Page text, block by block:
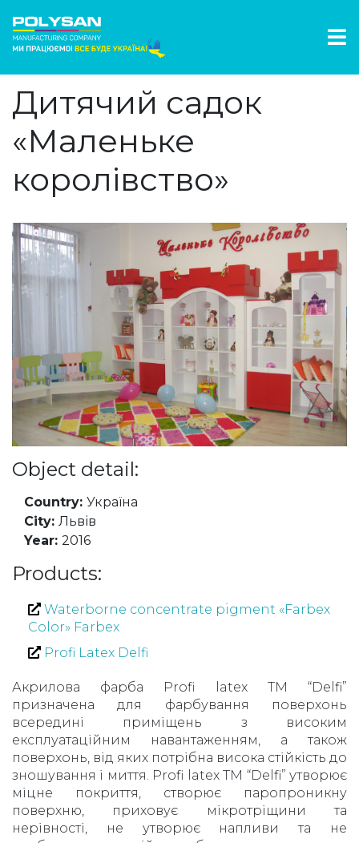
Дитячий садок
«Маленьке
королівство»
Object detail:
Country: Україна
City: Львів
Year: 2016
Products:
Waterborne concentrate pigment «Farbex
Color» Farbex
Profi Latex Delfi
Акрилова фарба Profi latex TM “Delfi”
призначена для фарбування поверхонь
всередині приміщень з високим
експлуатаційним навантаженням, а також
поверхонь, від яких потрібна висока стійкість до
зношування і миття. Profi latex TM “Delfi” утворює
міцне покриття, створює паропроникну
поверхню, приховує мікротріщини та
нерівності, не утворює напливи та не